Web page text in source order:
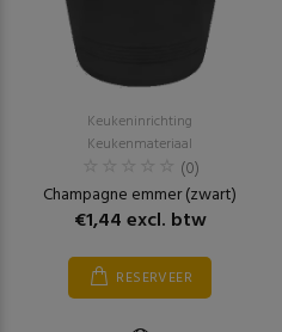
Keukeninrichting
Keukenmateriaal
(0)
Champagne emmer (zwart)
€1,44 excl. btw
RESERVEER